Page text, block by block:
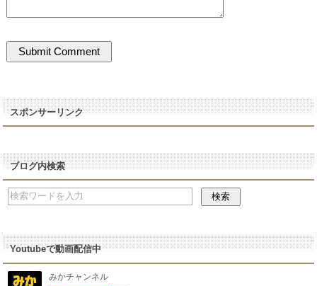
スポンサーリンク
ブログ内検索
Youtubeで動画配信中